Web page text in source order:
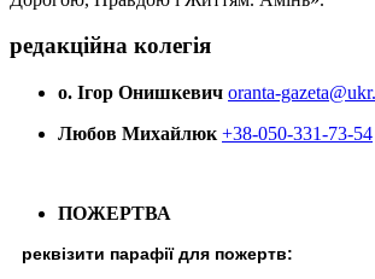
редакційна колегія
о. Ігор Онишкевич oranta-
Любов Михайлюк +38-050-331-73-54
ПОЖЕРТВА
реквізити парафії для пожертв: